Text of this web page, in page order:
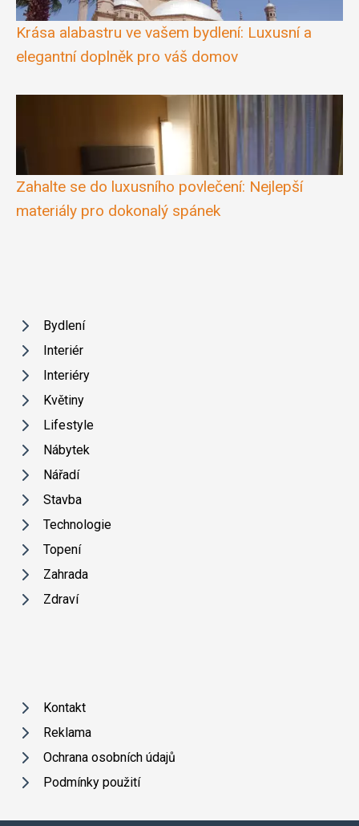
Krása alabastru ve vašem bydlení: Luxusní a
elegantní doplněk pro váš domov
Zahalte se do luxusního povlečení: Nejlepší
materiály pro dokonalý spánek
Bydlení
Interiér
Interiéry
Květiny
Lifestyle
Nábytek
Nářadí
Stavba
Technologie
Topení
Zahrada
Zdraví
Kontakt
Reklama
Ochrana osobních údajů
Podmínky použití